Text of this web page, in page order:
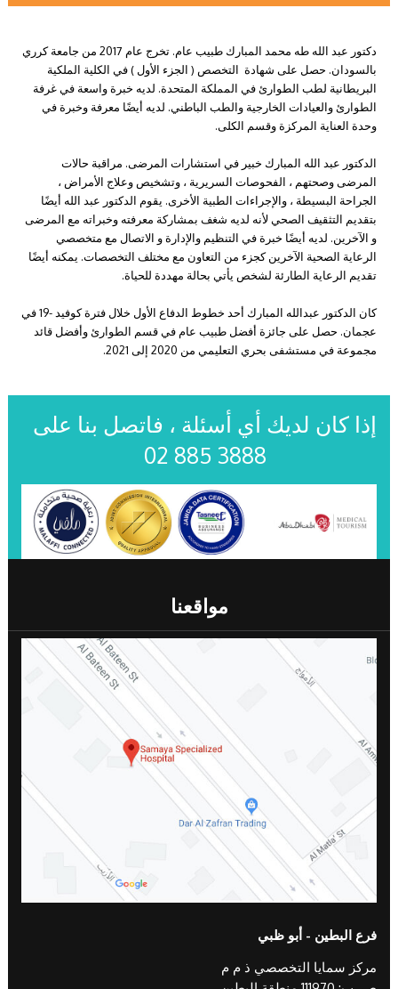
دكتور عبد الله طه محمد المبارك طبيب عام. تخرج عام 2017 من جامعة كرري
بالسودان. حصل على شهادة التخصص ( الجزء الأول ) في الكلية الملكية
البريطانية لطب الطوارئ في المملكة المتحدة. لديه خبرة واسعة في غرفة
الطوارئ والعيادات الخارجية والطب الباطني. لديه أيضًا معرفة وخبرة في
وحدة العناية المركزة وقسم الكلى.
الدكتور عبد الله المبارك خبير في استشارات المرضى. مراقبة حالات
المرضى وصحتهم ، الفحوصات السريرية ، وتشخيص وعلاج الأمراض ،
الجراحة البسيطة ، والإجراءات الطبية الأخرى. يقوم الدكتور عبد الله أيضًا
بتقديم التثقيف الصحي لأنه لديه شغف بمشاركة معرفته وخبراته مع المرضى
و الآخرين. لديه أيضًا خبرة في التنظيم والإدارة و الاتصال مع متخصصي
الرعاية الصحية الآخرين كجزء من التعاون مع مختلف التخصصات. يمكنه أيضًا
تقديم الرعاية الطارئة لشخص يأتي بحالة مهددة للحياة.
كان الدكتور عبدالله المبارك أحد خطوط الدفاع الأول خلال فترة كوفيد -19 في
عجمان. حصل على جائزة أفضل طبيب عام في قسم الطوارئ وأفضل قائد
مجموعة في مستشفى بحري التعليمي من 2020 إلى 2021.
إذا كان لديك أي أسئلة ، فاتصل بنا على
02 885 3888
مواقعنا
فرع البطين - أبو ظبي
مركز سمايا التخصصي ذ م م